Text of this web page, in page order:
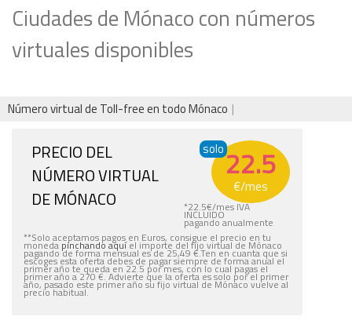
Ciudades de Mónaco con números
virtuales disponibles
Número virtual de Toll-free en todo Mónaco
PRECIO DEL
NÚMERO VIRTUAL
DE MÓNACO
solo22.5
€/mes
*22.5€/mes IVA
INCLUIDO
pagando anualmente
**Solo aceptamos pagos en Euros, consigue el precio en tu
monedapinchando aquíel importe del fijo virtual de Mónaco
pagando de forma mensual es de 25,49 €.Ten en cuanta que si
escoges esta oferta debes de pagar siempre de forma anual el
primer año te queda en 22.5 por mes, con lo cual pagas el
primer año a 270 €. Advierte que la oferta es solo por el primer
año, pasado este primer año su fijo virtual de Mónaco vuelve al
precio habitual.